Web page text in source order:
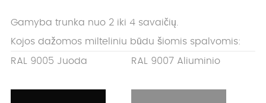
Gamyba trunka nuo 2 iki 4 savaičių.
Kojos dažomos milteliniu būdu šiomis spalvomis:
RAL 9005 Juoda RAL 9007 Aliuminio